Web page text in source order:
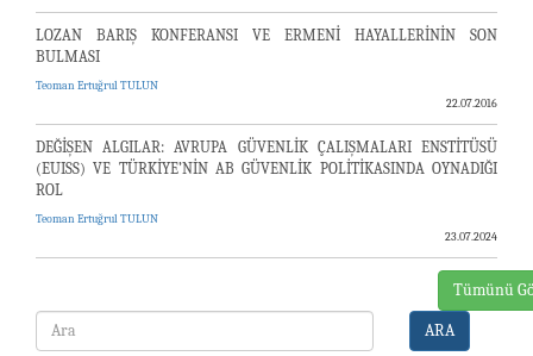
LOZAN BARIŞ KONFERANSI VE ERMENİ HAYALLERİNİN SON
BULMASI
Teoman Ertuğrul TULUN
22.07.2016
DEĞİŞEN ALGILAR: AVRUPA GÜVENLİK ÇALIŞMALARI ENSTİTÜSÜ
(EUISS) VE TÜRKİYE’NİN AB GÜVENLİK POLİTİKASINDA OYNADIĞI
ROL
Teoman Ertuğrul TULUN
23.07.2024
Tümünü
ARA